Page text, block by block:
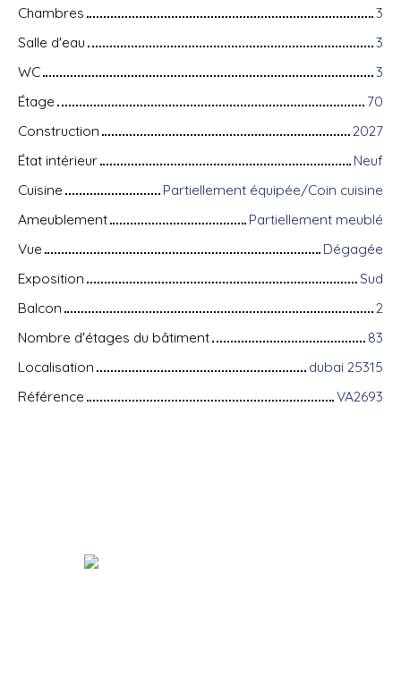
Chambres
3
Salle d'eau
3
WC
3
Étage
70
Construction
2027
État intérieur
Neuf
Cuisine
Partiellement équipée/Coin cuisine
Ameublement
Partiellement meublé
Vue
Dégagée
Exposition
Sud
Balcon
2
Nombre d'étages du bâtiment
83
Localisation
dubai 25315
Référence
VA2693